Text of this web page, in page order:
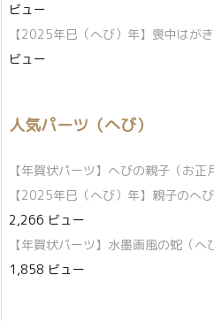
ビュー
【2025年巳（へび）年】喪中はが
ビュー
人気パーツ（へび）
【年賀状パーツ】へびの親子（お正
【2025年巳（へび）年】親子のへ
2,266 ビュー
【年賀状パーツ】水墨画風の蛇（へ
1,858 ビュー